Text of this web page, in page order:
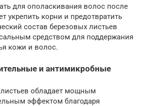
для ополаскивания волос после
укрепить корни и предотвратить
состав березовых листьев
средством для поддержания
кожи и волос.
и антимикробные
обладает мощным
эффектом благодаря